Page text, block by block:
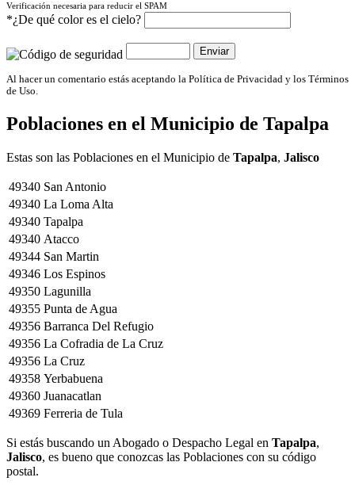
Verificación necesaria para reducir el SPAM
*¿De qué color es el cielo?
Al hacer un comentario estás aceptando la Política de Privacidad y los Términos
de Uso.
Poblaciones en el Municipio de Tapalpa
Estas son las Poblaciones en el Municipio de Tapalpa, Jalisco
49340 San Antonio
49340 La Loma Alta
49340 Tapalpa
49340 Atacco
49344 San Martin
49346 Los Espinos
49350 Lagunilla
49355 Punta de Agua
49356 Barranca Del Refugio
49356 La Cofradia de La Cruz
49356 La Cruz
49358 Yerbabuena
49360 Juanacatlan
49369 Ferreria de Tula
Si estás buscando un Abogado o Despacho Legal en Tapalpa,
Jalisco, es bueno que conozcas las Poblaciones con su código
postal.